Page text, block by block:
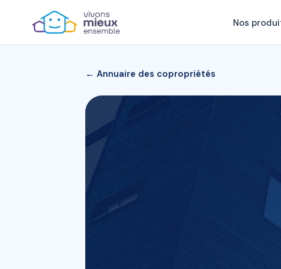
Nos
← Annuaire des copropriétés